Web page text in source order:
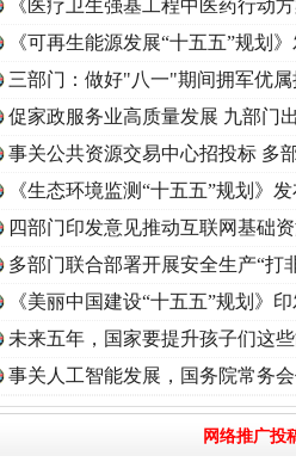
律..·[视频]牢记初心使命 奋进复兴征程丨“转
《医疗卫生强基工程中医药行动
《可再生能源发展“十五五”规划
三部门：做好"八一"期间拥军优
促家政服务业高质量发展 九部门
事关公共资源交易中心招投标 多
《生态环境监测“十五五”规划》
读
四部门印发意见推动互联网基础
多部门联合部署开展安全生产“打
《美丽中国建设“十五五”规划》
未来五年，国家要提升孩子们这
事关人工智能发展，国务院常务
网络推广投